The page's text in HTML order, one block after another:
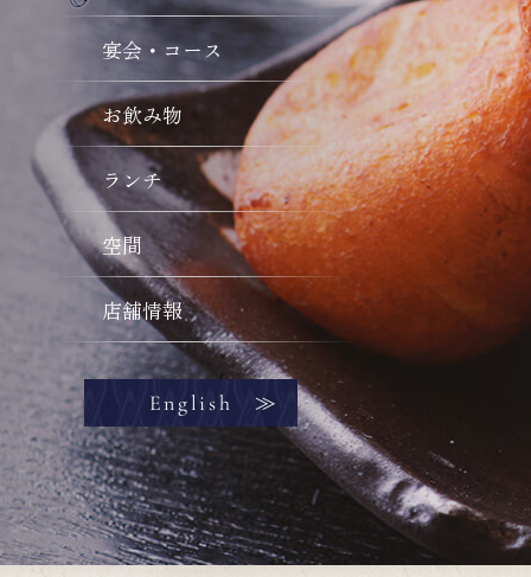
宴会・コース
お飲み物
ランチ
空間
店舗情報
English ≫